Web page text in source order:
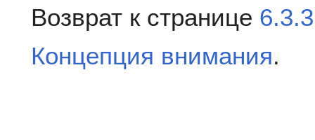
Возврат к странице
Концепция внимания.